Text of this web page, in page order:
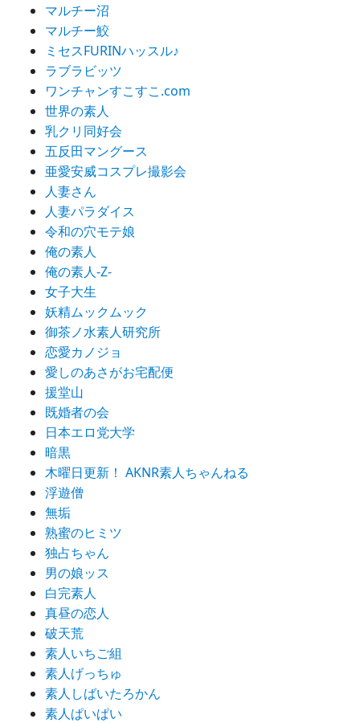
マルチー沼
マルチー鮫
ミセスFURINハッスル♪
ラブラビッツ
ワンチャンすこすこ.com
世界の素人
乳クリ同好会
五反田マングース
亜愛安威コスプレ撮影会
人妻さん
人妻パラダイス
令和の穴モテ娘
俺の素人
俺の素人-Z-
女子大生
妖精ムックムック
御茶ノ水素人研究所
恋愛カノジョ
愛しのあさがお宅配便
援堂山
既婚者の会
日本エロ党大学
暗黒
木曜日更新！ AKNR素人ちゃんねる
浮遊僧
無垢
熟蜜のヒミツ
独占ちゃん
男の娘ッス
白完素人
真昼の恋人
破天荒
素人いちご組
素人げっちゅ
素人しばいたろかん
素人ぱいぱい